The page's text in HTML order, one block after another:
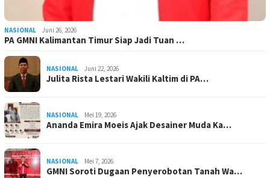
NASIONAL Juni 26, 2026
PA GMNI Kalimantan Timur Siap Jadi Tuan …
NASIONAL Juni 22, 2026
Julita Rista Lestari Wakili Kaltim di PA…
NASIONAL Mei 19, 2026
Ananda Emira Moeis Ajak Desainer Muda Ka…
NASIONAL Mei 7, 2026
GMNI Soroti Dugaan Penyerobotan Tanah Wa…